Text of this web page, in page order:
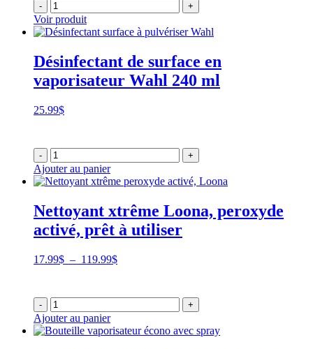
- +
Voir produit
Désinfectant de surface en
vaporisateur Wahl 240 ml
25.99$
- +
Ajouter au panier
Nettoyant xtrême Loona, peroxyde
activé, prêt à utiliser
17.99$ – 119.99$Plage
17.99$
à
- +
Ajouter au panier